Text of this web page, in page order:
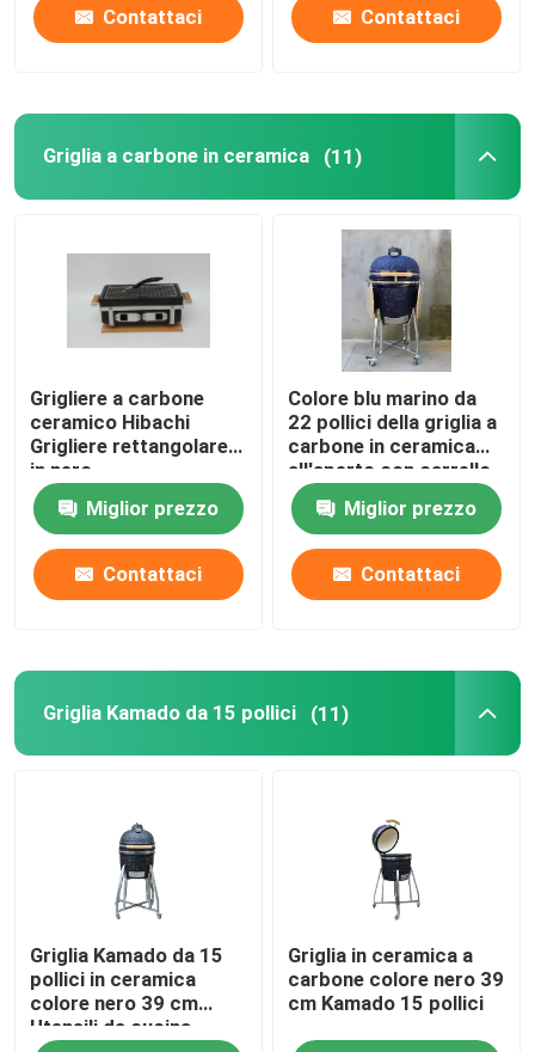
Griglia Kamado da 20 pollici
Griglia Kamado 23 pollici
Accessori per barbecue Kamado
Vaso da esterno in ceramica
Vasi da interni in ceramica
Contattaci Contattaci
Griglia a carbone in ceramica (11)
Grigliere a carbone
ceramico Hibachi
Grigliere rettangolare
in nero
Miglior prezzo
Contattaci
Colore blu marino da
22 pollici della griglia a
carbone in ceramica
all'aperto con carrello
e tavolini
Miglior prezzo
Contattaci
Griglia Kamado da 15 pollici (11)
Griglia Kamado da 15
pollici in ceramica
colore nero 39 cm
Utensili da cucina
Griglia in ceramica a
carbone colore nero 39
cm Kamado 15 pollici